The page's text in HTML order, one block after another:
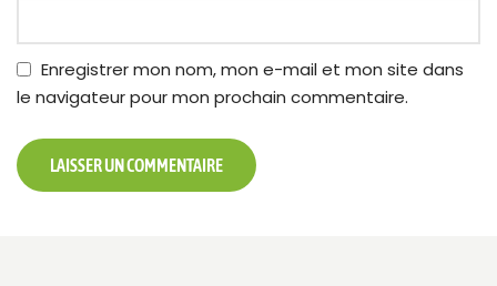
Enregistrer mon nom, mon e-mail et mon site dans
le navigateur pour mon prochain commentaire.